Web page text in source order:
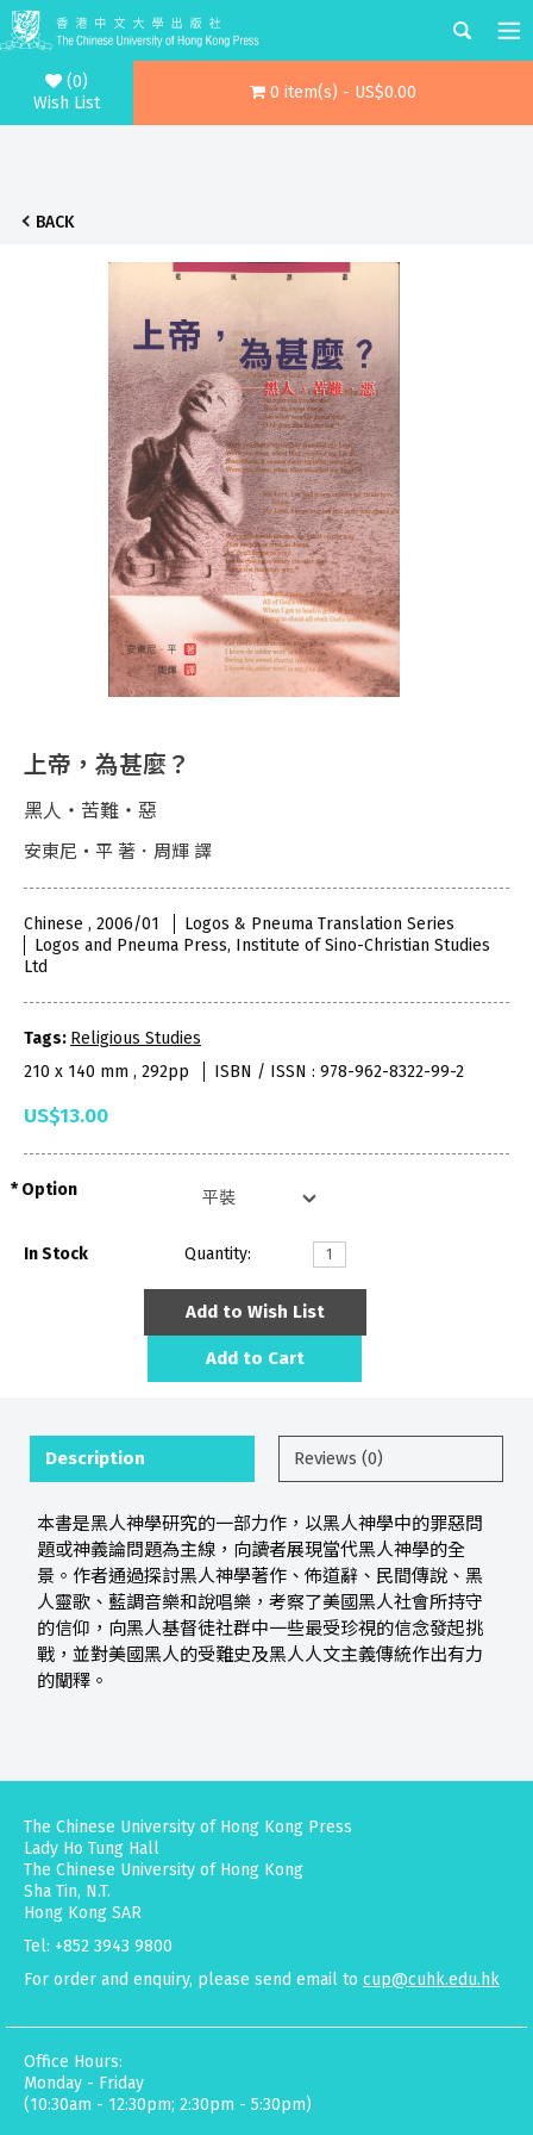
(0)
Wish List
0 item(s) - US$0.00
BACK
上帝，為甚麼？
黑人‧苦難‧惡
安東尼‧平 著．周輝 譯
Chinese , 2006/01
Logos & Pneuma Translation Series
Logos and Pneuma Press, Institute of Sino-Christian Studies
Ltd
Tags: Religious Studies
210 x 140 mm , 292pp
ISBN / ISSN : 978-962-8322-99-2
US$13.00
Option
In Stock Quantity:
Add to Wish List
Add to Cart
Description Reviews (0)
本書是黑人神學研究的一部力作，以黑人神學中的罪惡問
題或神義論問題為主線，向讀者展現當代黑人神學的全
景。作者通過探討黑人神學著作、佈道辭、民間傳說、黑
人靈歌、藍調音樂和說唱樂，考察了美國黑人社會所持守
的信仰，向黑人基督徒社群中一些最受珍視的信念發起挑
戰，並對美國黑人的受難史及黑人人文主義傳統作出有力
的闡釋。
The Chinese University of Hong Kong Press
Lady Ho Tung Hall
The Chinese University of Hong Kong
Sha Tin, N.T.
Hong Kong SAR
Tel: +852 3943 9800
For order and enquiry, please send email to cup@cuhk.edu.hk
Office Hours:
Monday - Friday
(10:30am - 12:30pm; 2:30pm - 5:30pm)